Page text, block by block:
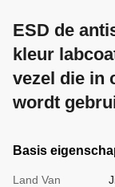
ESD de
kleur
vezel die in
wordt
Basis
Land Van